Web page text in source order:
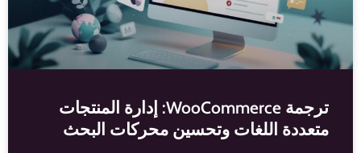
ترجمة WooCommerce: إدارة المنتجات
متعددة اللغات وتحسين محركات البحث